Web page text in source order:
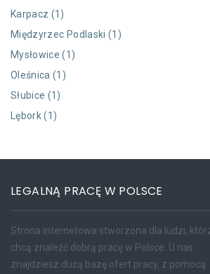
Karpacz (1)
Międzyrzec Podlaski (1)
Mysłowice (1)
Oleśnica (1)
Słubice (1)
Lębork (1)
LEGALNĄ PRACĘ W POLSCE
Strona internetowa stworzona dla ludzi,
chcą znaleźć dobrą pracę w Polsce. U nas
znajdziesz dużą bazę ofert pracy, z pomocą